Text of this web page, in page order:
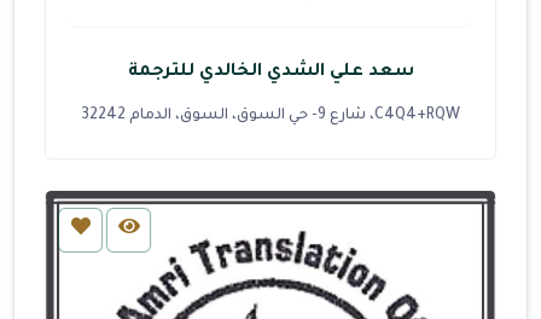
سعد علي الشدي الخالدي للترجمة
C4Q4+RQW، شارع 9- حي السوق، السوق، الدمام 32242